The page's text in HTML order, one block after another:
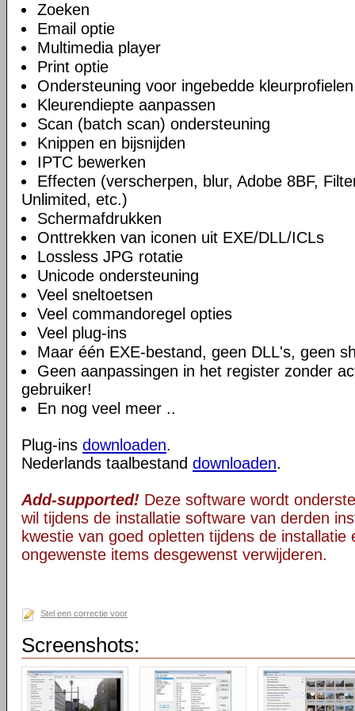
Zoeken
Email optie
Multimedia player
Print optie
Ondersteuning voor ingebedde
Kleurendiepte aanpassen
Scan (batch scan) ondersteuning
Knippen en bijsnijden
IPTC bewerken
Effecten (verscherpen, blur, Adobe 8BF,
Unlimited, etc.)
Schermafdrukken
Onttrekken van iconen uit EXE/DLL/ICLs
Lossless JPG rotatie
Unicode ondersteuning
Veel sneltoetsen
Veel commandoregel opties
Veel plug-ins
Maar één EXE-bestand, geen DLL's, geen
Geen aanpassingen in het register zonder
gebruiker!
En nog veel meer ..
Plug-ins downloaden.
Nederlands taalbestand downloaden.
Add-supported! Deze software wordt
wil tijdens de installatie software van derden
kwestie van goed opletten tijdens de installatie
ongewenste items desgewenst verwijderen.
Stel een correctie voor
Screenshots: